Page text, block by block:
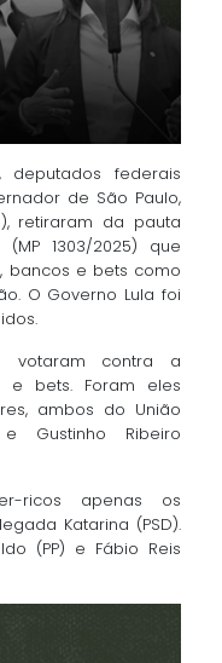
federais
de São Paulo,
retiraram da pauta
1303/2025) que
bancos e bets como
O Governo Lula foi
votaram contra a
e bets. Foram eles
ambos do União
Gustinho Ribeiro
ricos apenas os
Katarina (PSD).
(PP) e Fábio Reis